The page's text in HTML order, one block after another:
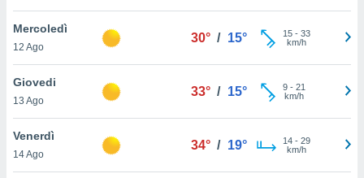
un
la
nella
Mercoledì
12 Ago
30° / 15° 15- 33
km/h
Giovedi
13 Ago
33° / 15° 9- 21
km/h
Venerdì
14 Ago
34° / 19° 14- 29
km/h